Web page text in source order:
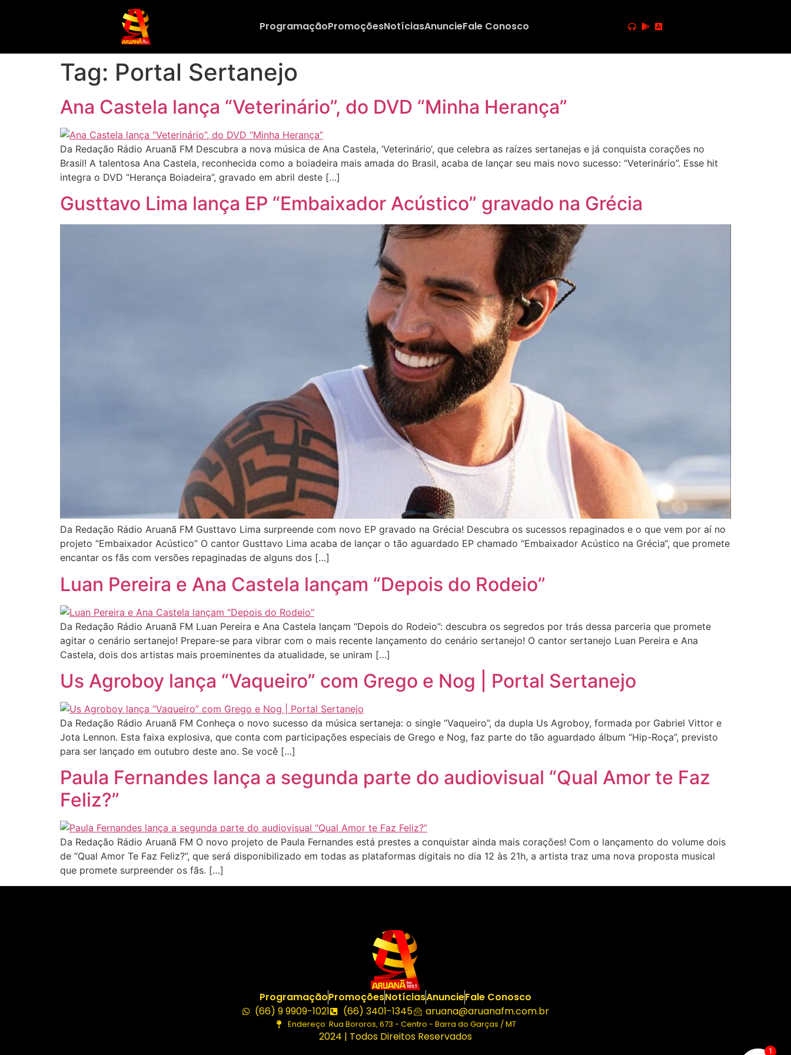
ProgramaçãoPromoçõesNotíciasAnuncieFale Conosco
Tag: Portal Sertanejo
Ana Castela lança “Veterinário”, do DVD “Minha Herança”
Da Redação Rádio Aruanã FM Descubra a nova música de Ana Castela, ‘Veterinário‘, que celebra as raízes sertanejas e já conquista corações no
Brasil! A talentosa Ana Castela, reconhecida como a boiadeira mais amada do Brasil, acaba de lançar seu mais novo sucesso: “Veterinário”. Esse hit
integra o DVD “Herança Boiadeira”, gravado em abril deste […]
Gusttavo Lima lança EP “Embaixador Acústico” gravado na Grécia
Da Redação Rádio Aruanã FM Gusttavo Lima surpreende com novo EP gravado na Grécia! Descubra os sucessos repaginados e o que vem por aí no
projeto “Embaixador Acústico” O cantor Gusttavo Lima acaba de lançar o tão aguardado EP chamado “Embaixador Acústico na Grécia“, que promete
encantar os fãs com versões repaginadas de alguns dos […]
Luan Pereira e Ana Castela lançam “Depois do Rodeio”
Da Redação Rádio Aruanã FM Luan Pereira e Ana Castela lançam “Depois do Rodeio”: descubra os segredos por trás dessa parceria que promete
agitar o cenário sertanejo! Prepare-se para vibrar com o mais recente lançamento do cenário sertanejo! O cantor sertanejo Luan Pereira e Ana
Castela, dois dos artistas mais proeminentes da atualidade, se uniram […]
Us Agroboy lança “Vaqueiro” com Grego e Nog | Portal Sertanejo
Da Redação Rádio Aruanã FM Conheça o novo sucesso da música sertaneja: o single “Vaqueiro”, da dupla Us Agroboy, formada por Gabriel Vittor e
Jota Lennon. Esta faixa explosiva, que conta com participações especiais de Grego e Nog, faz parte do tão aguardado álbum “Hip-Roça”, previsto
para ser lançado em outubro deste ano. Se você […]
Paula Fernandes lança a segunda parte do audiovisual “Qual Amor te Faz
Feliz?”
Da Redação Rádio Aruanã FM O novo projeto de Paula Fernandes está prestes a conquistar ainda mais corações! Com o lançamento do volume dois
de “Qual Amor Te Faz Feliz?”, que será disponibilizado em todas as plataformas digitais no dia 12 às 21h, a artista traz uma nova proposta musical
que promete surpreender os fãs. […]
ProgramaçãoPromoçõesNotíciasAnuncieFale Conosco
(66) 9 9909-1021
(66) 3401-1345 aruana@aruanafm.com.br
Endereço: Rua Bororos, 673 - Centro - Barra do Garças / MT
2024 | Todos Direitos Reservados
1